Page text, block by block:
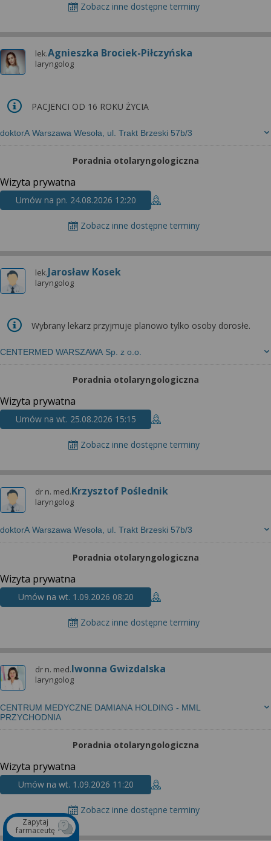
Zobacz inne dostępne terminy
lek.Agnieszka Brociek-Piłczyńska
laryngolog
doktorA Warszawa Wesoła, ul. Trakt Brzeski 57b/3
PACJENCI OD 16 ROKU ŻYCIA
Poradnia otolaryngologiczna
Wizyta prywatna
Umów na pn. 24.08.2026 12:20
Zobacz inne dostępne terminy
lek.Jarosław Kosek
laryngolog
CENTERMED WARSZAWA Sp. z o.o.
Wybrany lekarz przyjmuje planowo tylko osoby dorosłe.
Poradnia otolaryngologiczna
Wizyta prywatna
Umów na wt. 25.08.2026 15:15
Zobacz inne dostępne terminy
dr n. med.Krzysztof Poślednik
laryngolog
doktorA Warszawa Wesoła, ul. Trakt Brzeski 57b/3
Poradnia otolaryngologiczna
Wizyta prywatna
Umów na wt. 1.09.2026 08:20
Zobacz inne dostępne terminy
dr n. med.Iwonna Gwizdalska
laryngolog
CENTRUM MEDYCZNE DAMIANA HOLDING - MML
PRZYCHODNIA
Poradnia otolaryngologiczna
Wizyta prywatna
Umów na wt. 1.09.2026 11:20
Zobacz inne dostępne terminy
Zapytaj
farmaceutę